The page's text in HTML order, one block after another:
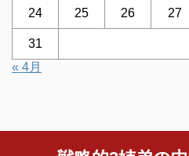
24 25 26 27
31
« 4月